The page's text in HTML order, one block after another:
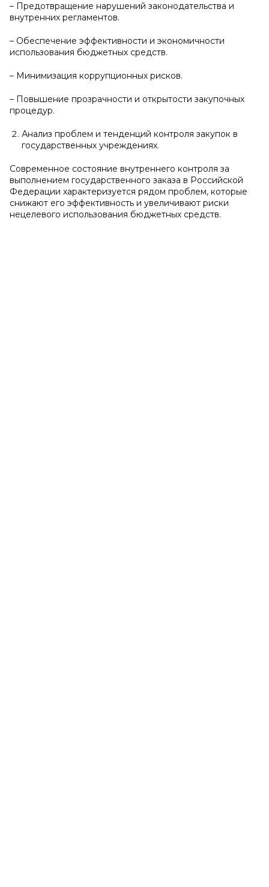
– Предотвращение нарушений законодательства и
внутренних регламентов.
– Обеспечение эффективности и экономичности
использования бюджетных средств.
– Минимизация коррупционных рисков.
– Повышение прозрачности и открытости закупочных
процедур.
Анализ проблем и тенденций контроля закупок в
государственных учреждениях.
Современное состояние внутреннего контроля за
выполнением государственного заказа в Российской
Федерации характеризуется рядом проблем, которые
снижают его эффективность и увеличивают риски
нецелевого использования бюджетных средств.